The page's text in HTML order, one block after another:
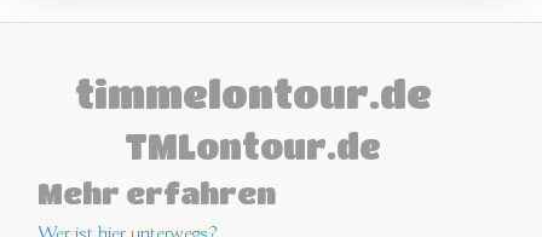
timmelontour.de
TMLontour.de
Mehr erfahren